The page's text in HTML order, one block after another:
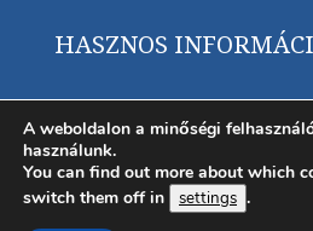
HASZNOS
A weboldalon a minőségi
használunk.
You can find out more about which
switch them off in
settings .